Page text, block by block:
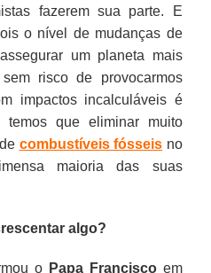
fazerem sua parte. E
o nível de mudanças de
um planeta mais
risco de provocarmos
impactos incalculáveis é
temos que eliminar muito
combustíveis fósseis no
maioria das suas
algo?
o Papa Franciscoem